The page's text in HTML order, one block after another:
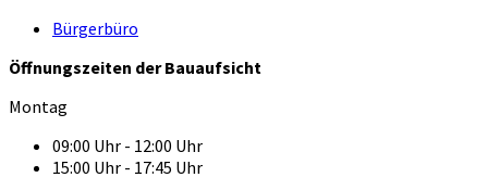
Bürgerbüro
Öffnungszeiten der Bauaufsicht
Montag
09:00 Uhr - 12:00 Uhr
15:00 Uhr - 17:45 Uhr